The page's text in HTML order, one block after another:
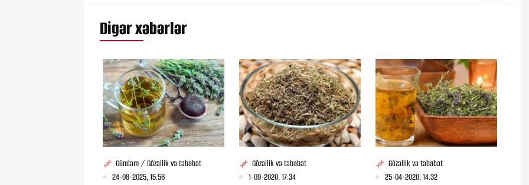
Digər xəbərlər
Gündəm / Gözəllik və təbabət
24-08-2025, 15:56
Gözəllik və təbabət
1-09-2020, 17:34
Gözəllik və təbabət
25-04-2020, 14:32